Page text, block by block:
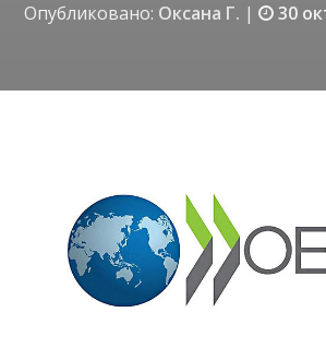
Опубликовано: Оксана Г. | 30